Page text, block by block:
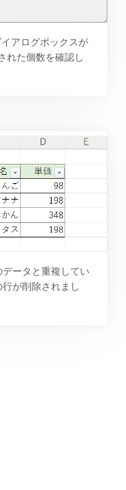
アログボックスが
れた個数を確認し
ータと重複してい
が削除されまし